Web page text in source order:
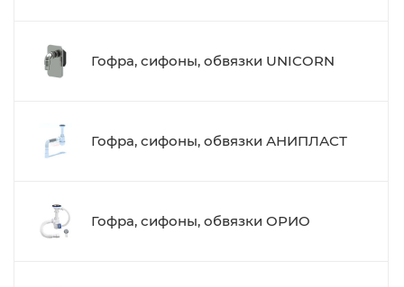
Гофра, сифоны, обвязки UNICORN
Гофра, сифоны, обвязки АНИПЛАСТ
Гофра, сифоны, обвязки ОРИО